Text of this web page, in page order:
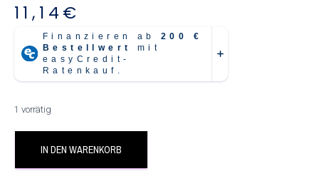
11,14 €
1 vorrätig
IN DEN WARENKORB